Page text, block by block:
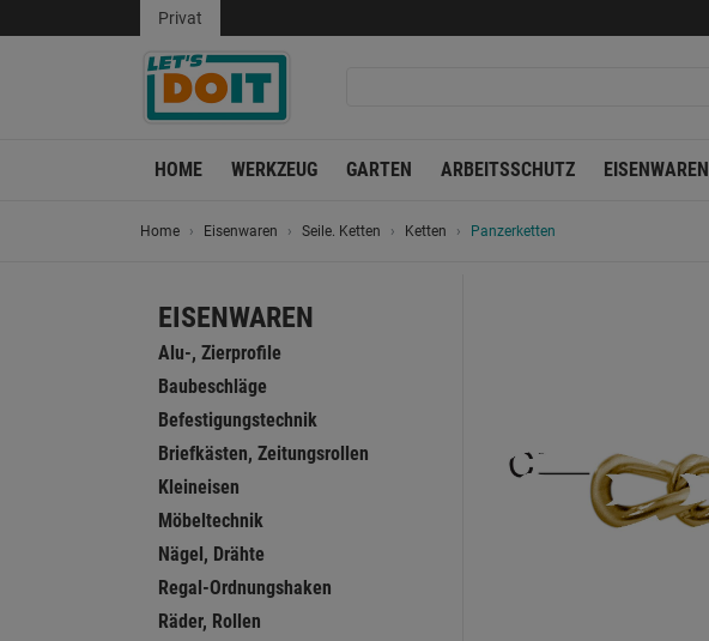
Privat
HOME WERKZEUG GARTEN ARBEITSSCHUTZ EISENWAREN
Home Eisenwaren Seile. Ketten Ketten Panzerketten
EISENWAREN
Alu-, Zierprofile
Baubeschläge
Befestigungstechnik
Briefkästen, Zeitungsrollen
Kleineisen
Möbeltechnik
Nägel, Drähte
Regal-Ordnungshaken
Räder, Rollen